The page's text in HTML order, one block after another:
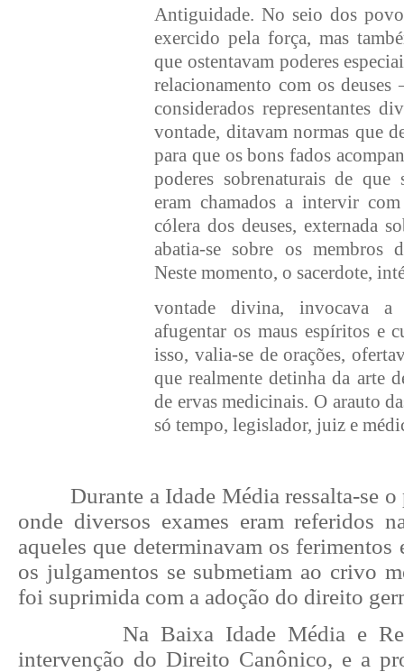
Antiguidade. No seio dos
exercido pela força, mas
que ostentavam poderes
relacionamento com os deuses
considerados representantes
vontade, ditavam normas que
para que os bons fados
poderes sobrenaturais de que
eram chamados a intervir
cólera dos deuses, externada
abatia-se sobre os membros
Neste momento, o sacerdote,
vontade divina, invocava a
afugentar os maus espíritos e
isso, valia-se de orações,
que realmente detinha da arte
de ervas medicinais. O arauto
só tempo, legislador, juiz e
Durante a Idade Média ressalta-se
onde diversos exames eram referidos
aqueles que determinavam os ferimentos
os julgamentos se submetiam ao crivo
foi suprimida com a adoção do direito
Na Baixa Idade Média e
intervenção do Direito Canônico, e a